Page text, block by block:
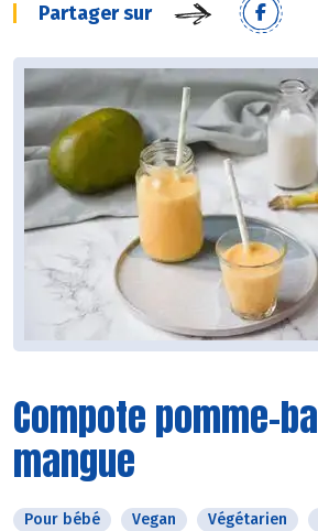
Partager sur
Compote pomme-
mangue
Pour bébé Vegan Végétarien